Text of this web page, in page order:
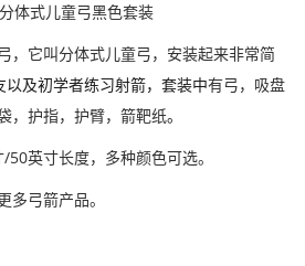
体式儿童弓黑色套装
，它叫分体式儿童弓，安装起来非常简
及初学者练习射箭，套装中有弓，吸盘
，护指，护臂，箭靶纸。
英寸长度，多种颜色可选。
多弓箭产品。